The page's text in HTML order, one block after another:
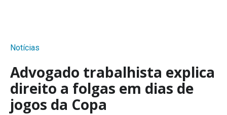
Notícias
Advogado trabalhista explica
direito a folgas em dias de
jogos da Copa